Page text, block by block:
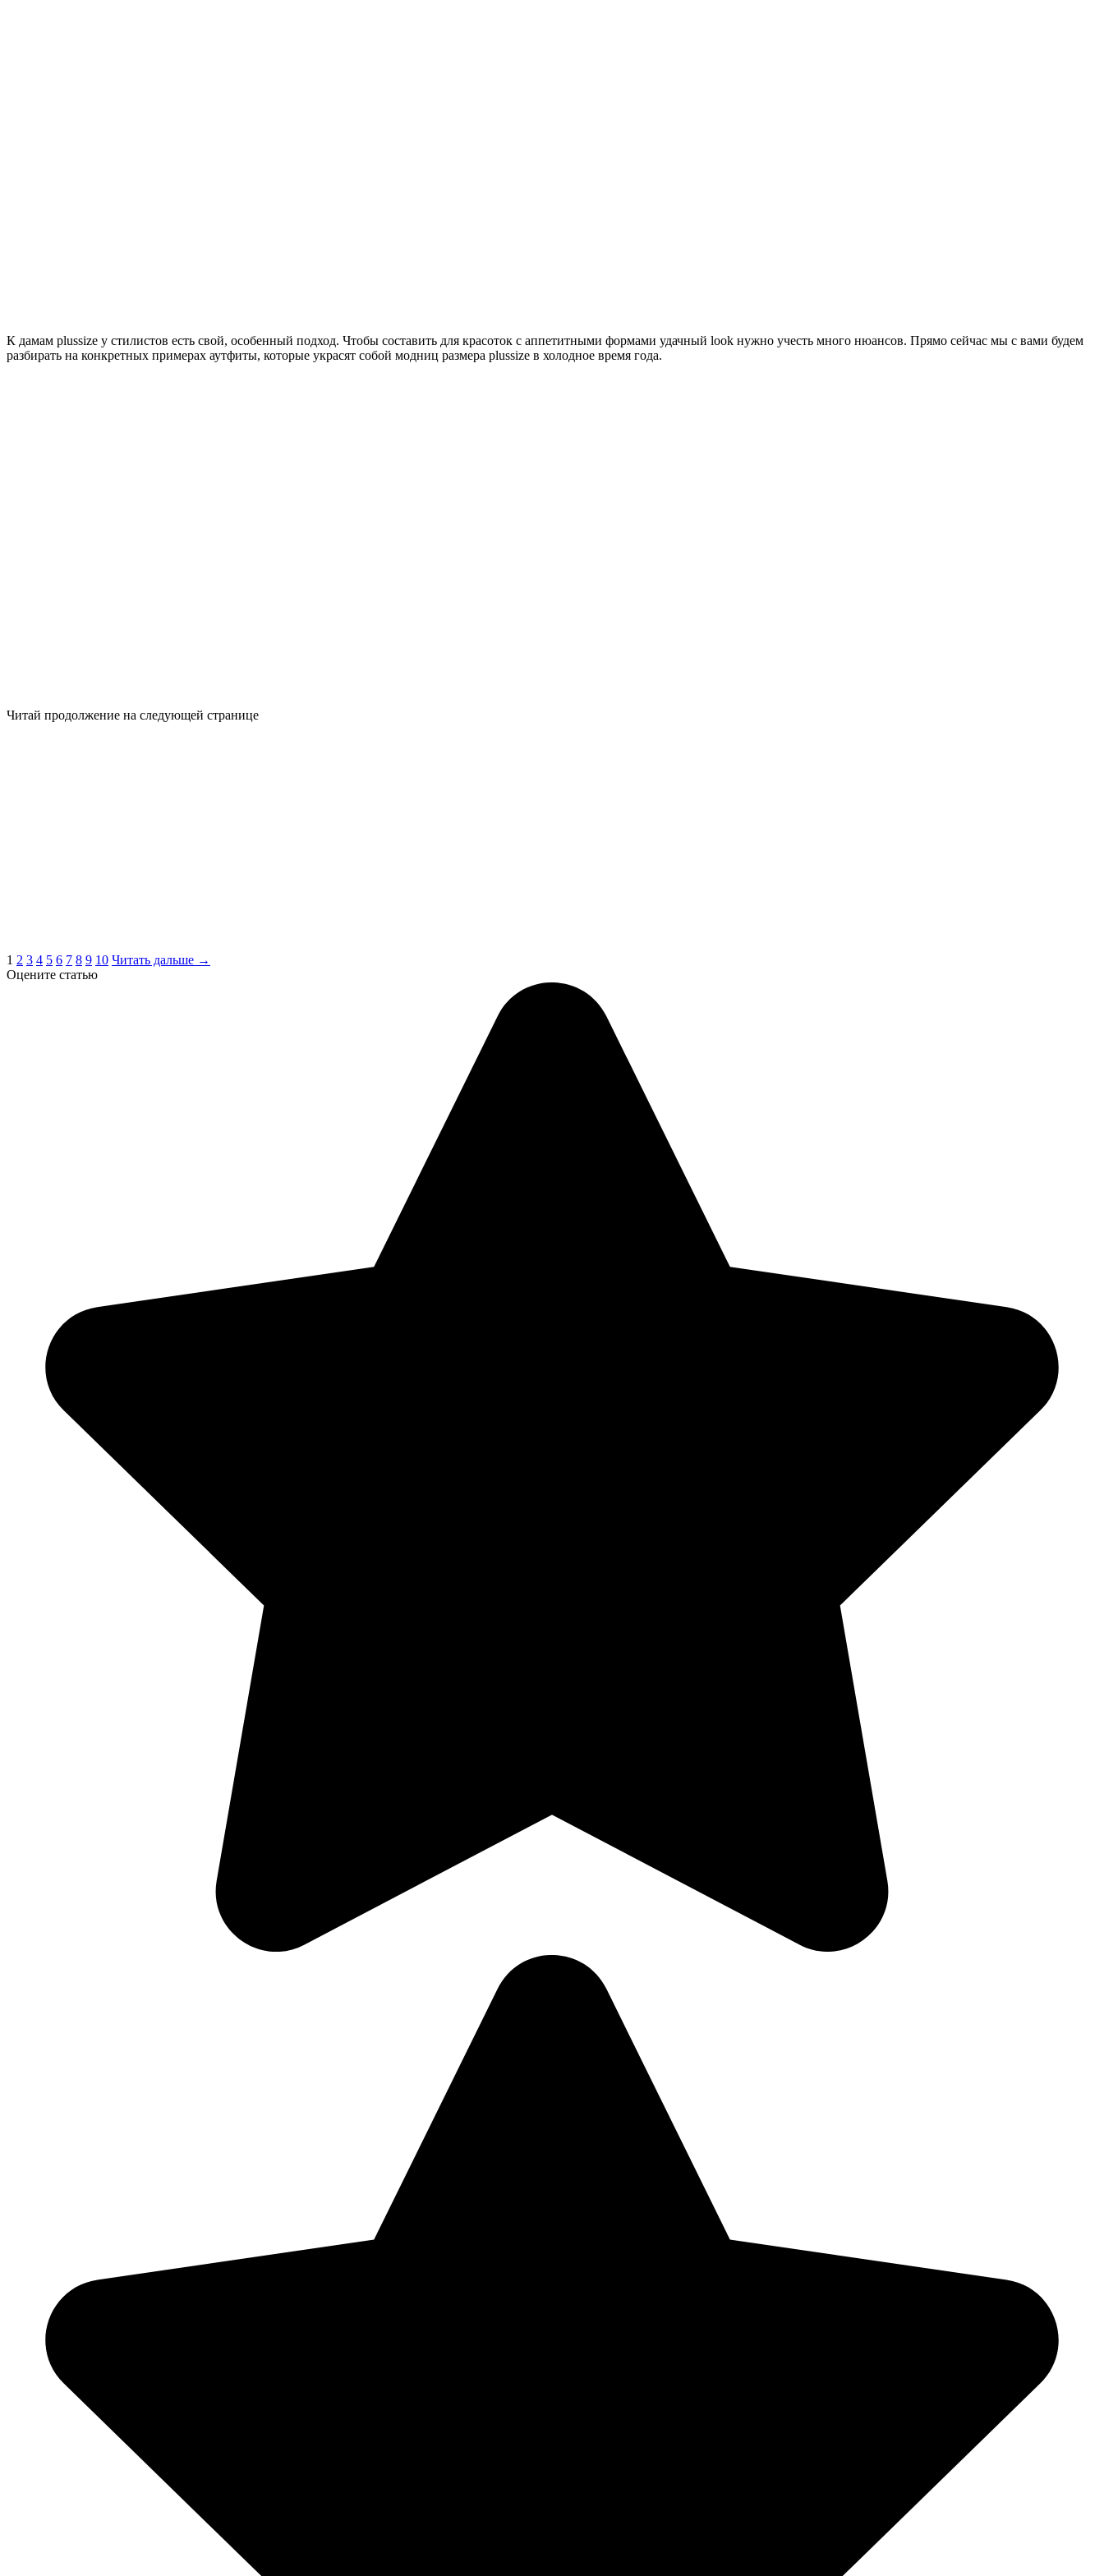
К дамам plussize у стилистов есть свой, особенный подход. Чтобы составить для красоток с аппетитными формами удачный look нужно учесть много нюансов. Прямо сейчас мы с вами будем
разбирать на конкретных примерах аутфиты, которые украсят собой модниц размера plussize в холодное время года.
Читай продолжение на следующей странице
1 2 3 4 5 6 7 8 9 10 Читать дальше →
Оцените статью